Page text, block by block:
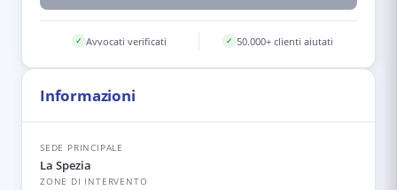
✓ Avvocati verificati ✓ 50.000+ clienti aiutati
Informazioni
SEDE PRINCIPALE
La Spezia
ZONE DI INTERVENTO